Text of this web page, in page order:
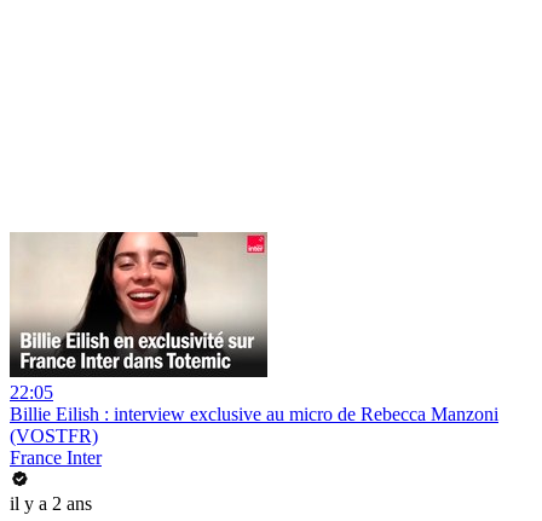
22:05
Billie Eilish : interview exclusive au micro de Rebecca Manzoni
(VOSTFR)
France Inter
il y a 2 ans